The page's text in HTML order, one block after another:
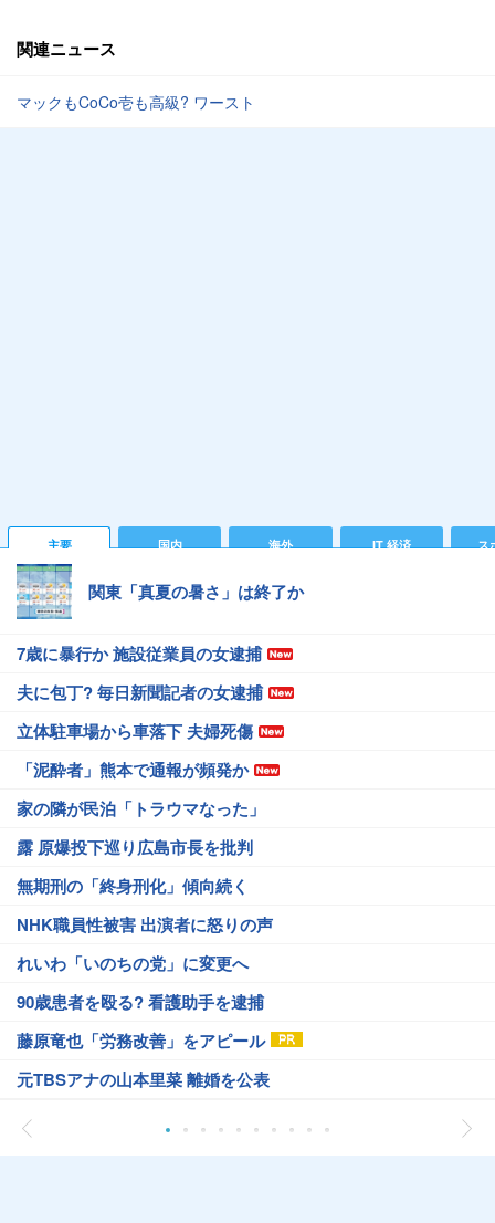
関連ニュース
マックもCoCo壱も高級? ワースト
主要 国内 海外 IT 経済 ス
関東「真夏の暑さ」は終了か
7歳に暴行か 施設従業員の女逮捕
夫に包丁? 毎日新聞記者の女逮捕
立体駐車場から車落下 夫婦死傷
「泥酔者」熊本で通報が頻発か
家の隣が民泊「トラウマなった」
露 原爆投下巡り広島市長を批判
無期刑の「終身刑化」傾向続く
NHK職員性被害 出演者に怒りの声
れいわ「いのちの党」に変更へ
90歳患者を殴る? 看護助手を逮捕
藤原竜也「労務改善」をアピール
元TBSアナの山本里菜 離婚を公表